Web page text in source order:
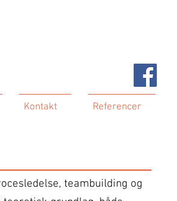
Kontakt Referencer
teambuilding og